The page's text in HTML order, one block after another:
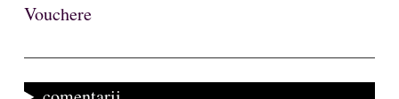
Vouchere